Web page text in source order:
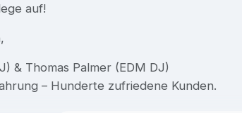
auf!
& Thomas Palmer (EDM DJ)
– Hunderte zufriedene Kunden.